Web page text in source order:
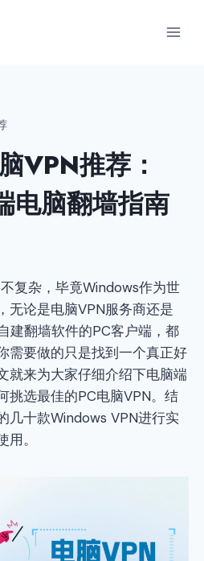
VPN推荐：
脑翻墙指南
复杂，毕竟Windows作为世
无论是电脑VPN服务商还是
建翻墙软件的PC客户端，都
需要做的只是找到一个真正好
就来为大家仔细介绍下电脑端
挑选最佳的PC电脑VPN。结
几十款Windows VPN进行实
。